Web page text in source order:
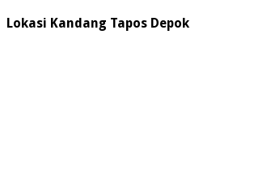
Lokasi Kandang Tapos Depok